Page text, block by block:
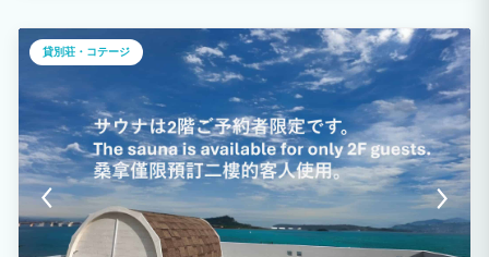
貸別荘・コテージ